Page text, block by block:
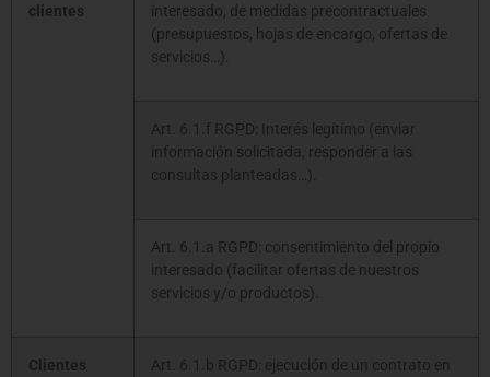
clientes
interesado, de medidas precontractuales
(presupuestos, hojas de encargo, ofertas de
servicios…).
Art. 6.1.f RGPD: Interés legítimo (enviar
información solicitada, responder a las
consultas planteadas…).
Art. 6.1.a RGPD: consentimiento del propio
interesado (facilitar ofertas de nuestros
servicios y/o productos).
Clientes
Art. 6.1.b RGPD: ejecución de un contrato en